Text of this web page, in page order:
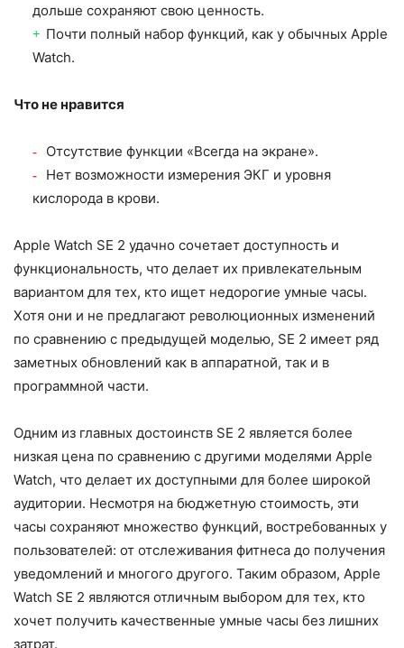
дольше сохраняют свою ценность.
Почти полный набор функций, как у обычных Apple
Watch.
Что не нравится
Отсутствие функции «Всегда на экране».
Нет возможности измерения ЭКГ и уровня
кислорода в крови.
Apple Watch SE 2 удачно сочетает доступность и
функциональность, что делает их привлекательным
вариантом для тех, кто ищет недорогие умные часы.
Хотя они и не предлагают революционных изменений
по сравнению с предыдущей моделью, SE 2 имеет ряд
заметных обновлений как в аппаратной, так и в
программной части.
Одним из главных достоинств SE 2 является более
низкая цена по сравнению с другими моделями Apple
Watch, что делает их доступными для более широкой
аудитории. Несмотря на бюджетную стоимость, эти
часы сохраняют множество функций, востребованных у
пользователей: от отслеживания фитнеса до получения
уведомлений и многого другого. Таким образом, Apple
Watch SE 2 являются отличным выбором для тех, кто
хочет получить качественные умные часы без лишних
затрат.